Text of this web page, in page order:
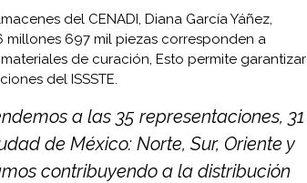
del CENADI, Diana García Yáñez,
697 mil piezas corresponden a
de curación, Esto permite garantizar
del ISSSTE.
a las 35 representaciones, 31
de México: Norte, Sur, Oriente y
contribuyendo a la distribución